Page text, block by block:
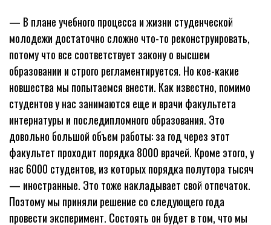
— В плане учебного процесса и жизни студенческой
молодежи достаточно сложно что-то реконструировать,
потому что все соответствует закону о высшем
образовании и строго регламентируется. Но кое-какие
новшества мы попытаемся внести. Как известно, помимо
студентов у нас занимаются еще и врачи факультета
интернатуры и последипломного образования. Это
довольно большой объем работы: за год через этот
факультет проходит порядка 8000 врачей. Кроме этого, у
нас 6000 студентов, из которых порядка полутора тысяч
— иностранные. Это тоже накладывает свой отпечаток.
Поэтому мы приняли решение со следующего года
провести эксперимент. Состоять он будет в том, что мы